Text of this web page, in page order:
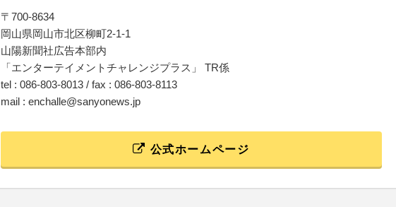
〒700-8634
岡山県岡山市北区柳町2-1-1
山陽新聞社広告本部内
「エンターテイメントチャレンジプラス」 TR係
tel : 086-803-8013 / fax : 086-803-8113
mail : enchalle@sanyonews.jp
公式ホームページ